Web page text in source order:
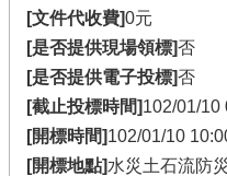
[文件代收費]0元
[是否提供現場領標]否
[是否提供電子投標]否
[截止投標時間]102/01/10
[開標時間]102/01/10
[開標地點]水災土石流防